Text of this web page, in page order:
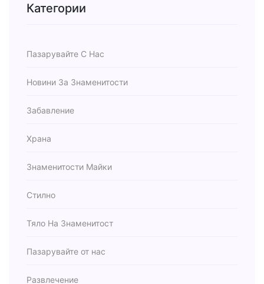
Категории
Пазарувайте С Нас
Новини За Знаменитости
Забавление
Храна
Знаменитости Майки
Стилно
Тяло На Знаменитост
Пазарувайте от нас
Развлечение